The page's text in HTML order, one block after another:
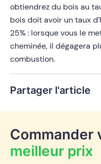
obtiendrez du bois au
bois doit avoir un taux
25% : lorsque vous le
cheminée, il dégagera
combustion.
Partager l'article
Commander
meilleur prix